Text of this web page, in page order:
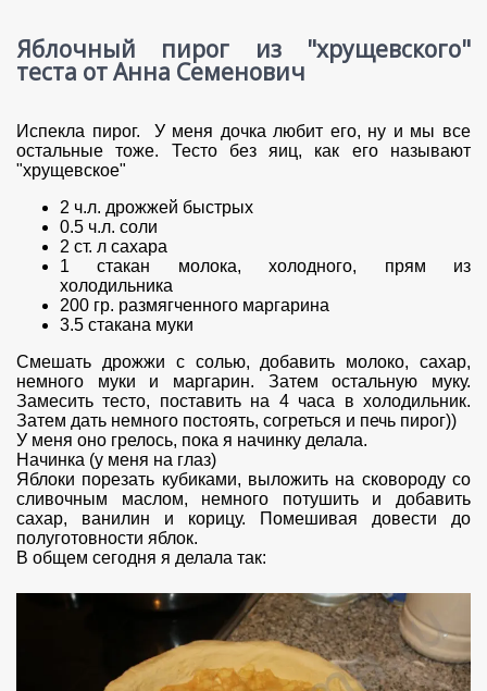
Яблочный пирог из "хрущевского"
теста от Анна Семенович
Испекла пирог. У меня дочка любит его, ну и мы все
остальные тоже. Тесто без яиц, как его называют
"хрущевское"
2 ч.л. дрожжей быстрых
0.5 ч.л. соли
2 ст. л сахара
1 стакан молока, холодного, прям из
холодильника
200 гр. размягченного маргарина
3.5 стакана муки
Смешать дрожжи с солью, добавить молоко, сахар,
немного муки и маргарин. Затем остальную муку.
Замесить тесто, поставить на 4 часа в холодильник.
Затем дать немного постоять, согреться и печь пирог))
У меня оно грелось, пока я начинку делала.
Начинка (у меня на глаз)
Яблоки порезать кубиками, выложить на сковороду со
сливочным маслом, немного потушить и добавить
сахар, ванилин и корицу. Помешивая довести до
полуготовности яблок.
В общем сегодня я делала так: